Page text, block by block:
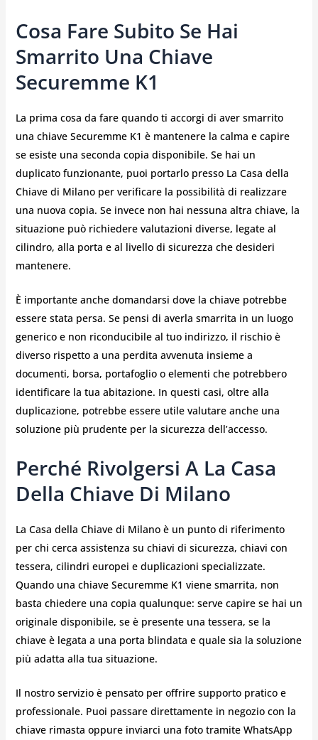
Cosa Fare Subito Se Hai
Smarrito Una Chiave
Securemme K1
La prima cosa da fare quando ti accorgi di aver smarrito
una chiave Securemme K1 è mantenere la calma e capire
se esiste una seconda copia disponibile. Se hai un
duplicato funzionante, puoi portarlo presso La Casa della
Chiave di Milano per verificare la possibilità di realizzare
una nuova copia. Se invece non hai nessuna altra chiave, la
situazione può richiedere valutazioni diverse, legate al
cilindro, alla porta e al livello di sicurezza che desideri
mantenere.
È importante anche domandarsi dove la chiave potrebbe
essere stata persa. Se pensi di averla smarrita in un luogo
generico e non riconducibile al tuo indirizzo, il rischio è
diverso rispetto a una perdita avvenuta insieme a
documenti, borsa, portafoglio o elementi che potrebbero
identificare la tua abitazione. In questi casi, oltre alla
duplicazione, potrebbe essere utile valutare anche una
soluzione più prudente per la sicurezza dell’accesso.
Perché Rivolgersi A La Casa
Della Chiave Di Milano
La Casa della Chiave di Milano è un punto di riferimento
per chi cerca assistenza su chiavi di sicurezza, chiavi con
tessera, cilindri europei e duplicazioni specializzate.
Quando una chiave Securemme K1 viene smarrita, non
basta chiedere una copia qualunque: serve capire se hai un
originale disponibile, se è presente una tessera, se la
chiave è legata a una porta blindata e quale sia la soluzione
più adatta alla tua situazione.
Il nostro servizio è pensato per offrire supporto pratico e
professionale. Puoi passare direttamente in negozio con la
chiave rimasta oppure inviarci una foto tramite WhatsApp